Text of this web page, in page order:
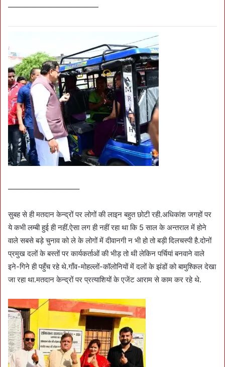
————————————
—————————–
सुबह से ही मतदान केन्द्रों पर लोगों की लाइन बहुत छोटी रही.अधिकांश जगहों पर
ये कभी लम्बी हुई ही नहीं.ऐसा लग ही नहीं रहा था कि 5 साल के अन्तराल में होने
वाले सबसे बड़े चुनाव को ले के लोगों में दीवानगी न भी हो तो बड़ी दिलचस्पी है.दोनों
प्रमुख दलों के बस्तों पर कार्यकर्ताओं की भीड़ तो थी लेकिन पर्चियां बनवाने वाले
इने-गिने ही पहुँच रहे थे.गाँव-मोहल्लों-कॉलोनियों में दलों के झंडों को बामुश्किल देखा
जा रहा था.मतदान केन्द्रों पर प्रत्याशियों के एजेंट आराम से काम कर रहे थे.